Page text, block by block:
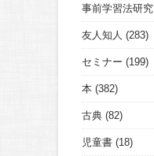
事前学習法研究
友人知人 (283)
セミナー (199)
本 (382)
古典 (82)
児童書 (18)